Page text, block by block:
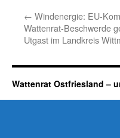
← Windenergie: EU-
Wattenrat-Beschwerde
Utgast im Landkreis
Wattenrat Ostfriesland –